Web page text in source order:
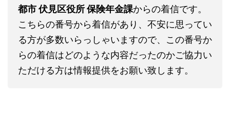
都市 伏見区役所 保険年金課からの着信です。
こちらの番号から着信があり、不安に思ってい
る方が多数いらっしゃいますので、この番号か
らの着信はどのような内容だったのかご協力い
ただける方は情報提供をお願い致します。